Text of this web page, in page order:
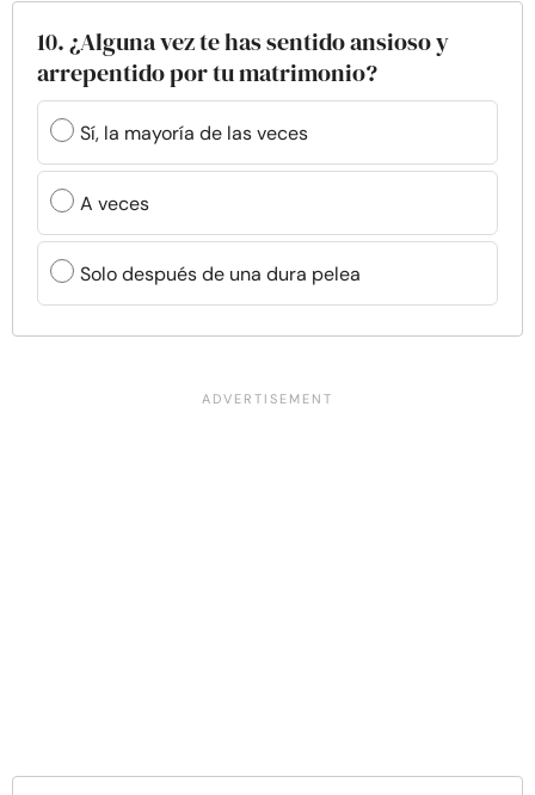
10. ¿Alguna vez te has sentido ansioso y
arrepentido por tu matrimonio?
Sí, la mayoría de las veces
A veces
Solo después de una dura pelea